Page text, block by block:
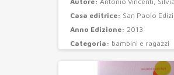
Casa editrice: San Paolo
Anno Edizione: 2013
Categoria: bambini e ragazzi